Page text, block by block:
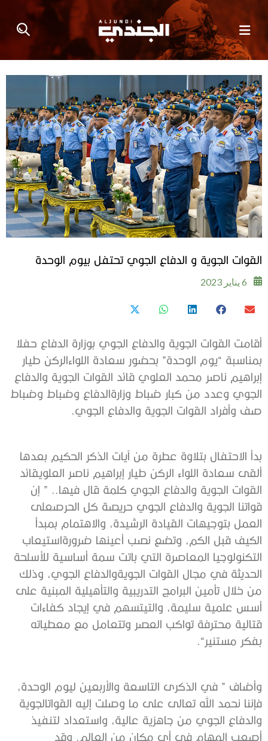
القوات الجوية و الدفاع الجوي تحتفل بيوم الوحدة
6 يناير 2023
أقامت القوات الجوية والدفاع الجوي بوزارة الدفاع حفلا
بمناسبة “يوم الوحدة” بحضور سعادة اللواءالركن طيار
إبراهيم ناصر محمد العلوي قائد القوات الجوية والدفاع
الجوي وعدد من كبار ضباط وزارةالدفاع وضباط وضباط
صف وأفراد القوات الجوية والدفاع الجوي
بدأ الاحتفال بتلاوة عطرة من آيات الذكر الحكيم بعدها
ألقى سعادة اللواء الركن طيار إبراهيم ناصر العلوي قائد
القوات الجوية والدفاع الجوي كلمة قال فيها .. ” إن
قواتنا الجوية والدفاع الجوي حريصة كل الحرصعلى
العمل بتوجيهات القيادة الرشيدة، والاهتمام بمبدأ
الكيف قبل الكم، وتضع نصب أعينها ضرورةاستيعاب
التكنولوجيا المعاصرة التي باتت سمة أساسية للأسلحة
الحديثة في مجال القوات الجويةوالدفاع الجوي، وذلك
من خلال تأمين البرامج التدريبية والتأهيلية المبنية على
أسس علمية سليمة، والتيتسهم في إيجاد كفاءات
قتالية محترفة تواكب العصر وتتعامل مع معطياته
بفكر مستنير“.
وأضاف ” في الذكرى التاسعة والأربعين ليوم الوحدة،
فإننا نحمد الله تعالى على ما وصلت إليه القواتالجوية
والدفاع الجوي من جاهزية عالية، واستعداد لتنفيذ
أصعب المهام في أي مكان من العالم
وقد